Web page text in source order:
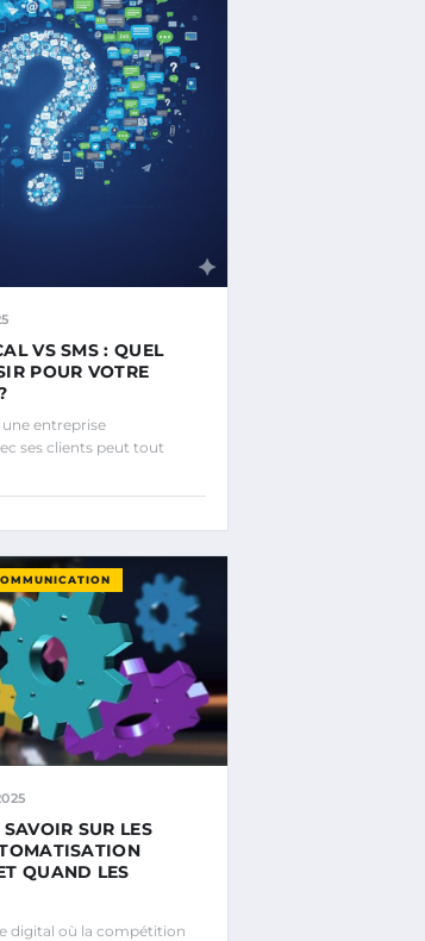
VS SMS : QUEL
POUR VOTRE
entreprise
ses clients peut tout
SUR LES
QUAND LES
digital où la compétition